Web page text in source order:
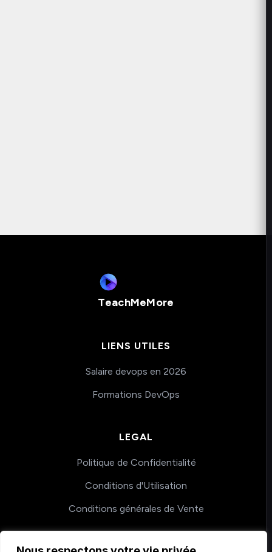
TeachMeMore
LIENS UTILES
Salaire devops en 2026
Formations DevOps
LEGAL
Politique de Confidentialité
Conditions d'Utilisation
Conditions générales de Vente